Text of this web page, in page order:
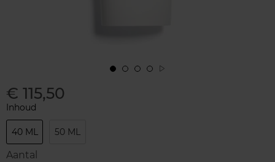
€ 115,50
Inhoud
40 ML 50 ML
Aantal